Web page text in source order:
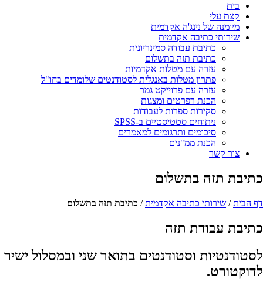
בית
קצת עלי
מיומנה של נינג'ה אקדמית
שירותי כתיבה אקדמית
כתיבת עבודה סמינריונית
כתיבת תזה בתשלום
עזרה עם מטלות אקדמיות
פתרון מטלות באנגלית לסטודנטים שלומדים בחו"ל
עזרה עם פרוייקט גמר
הכנת רפרטים ומצגות
סקירות ספרות לעבודות
ניתוחים סטטיסטיים ב-SPSS
סיכומים ותרגומים למאמרים
הכנת ממ"נים
צור קשר
כתיבת תזה בתשלום
דף הבית/ שירותי כתיבה אקדמית/ כתיבת תזה בתשלום
כתיבת עבודת תזה
לסטודנטיות וסטודנטים בתואר שני ובמסלול ישיר
לדוקטורט.